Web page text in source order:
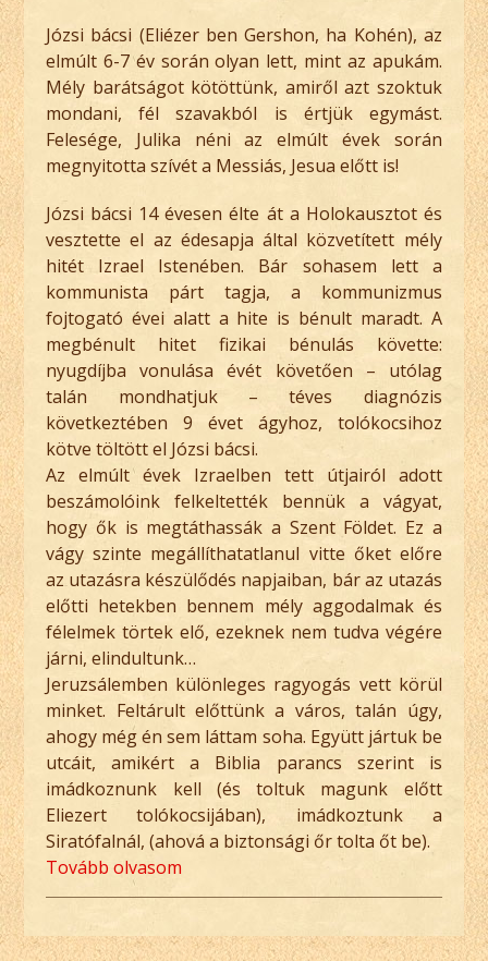
Józsi bácsi (Eliézer ben Gershon, ha Kohén), az
elmúlt 6-7 év során olyan lett, mint az apukám.
Mély barátságot kötöttünk, amiről azt szoktuk
mondani, fél szavakból is értjük egymást.
Felesége, Julika néni az elmúlt évek során
megnyitotta szívét a Messiás, Jesua előtt is!
Józsi bácsi 14 évesen élte át a Holokausztot és
vesztette el az édesapja által közvetített mély
hitét Izrael Istenében. Bár sohasem lett a
kommunista párt tagja, a kommunizmus
fojtogató évei alatt a hite is bénult maradt. A
megbénult hitet fizikai bénulás követte:
nyugdíjba vonulása évét követően – utólag
talán mondhatjuk – téves diagnózis
következtében 9 évet ágyhoz, tolókocsihoz
kötve töltött el Józsi bácsi.
Az elmúlt évek Izraelben tett útjairól adott
beszámolóink felkeltették bennük a vágyat,
hogy ők is megtáthassák a Szent Földet. Ez a
vágy szinte megállíthatatlanul vitte őket előre
az utazásra készülődés napjaiban, bár az utazás
előtti hetekben bennem mély aggodalmak és
félelmek törtek elő, ezeknek nem tudva végére
járni, elindultunk…
Jeruzsálemben különleges ragyogás vett körül
minket. Feltárult előttünk a város, talán úgy,
ahogy még én sem láttam soha. Együtt jártuk be
utcáit, amikért a Biblia parancs szerint is
imádkoznunk kell (és toltuk magunk előtt
Eliezert tolókocsijában), imádkoztunk a
Siratófalnál, (ahová a biztonsági őr tolta őt be).
Tovább olvasom